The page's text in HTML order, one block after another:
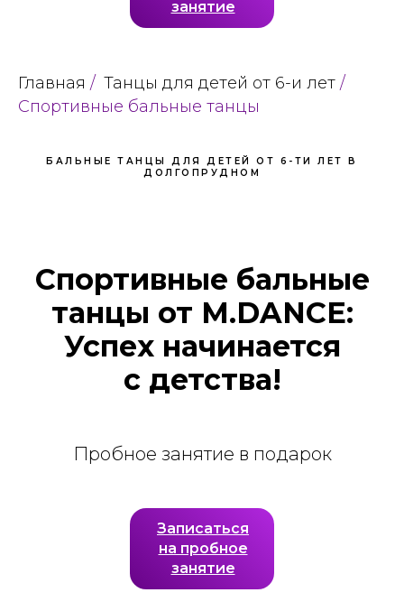
занятие
Главная / Танцы для детей от 6-и лет /
Спортивные бальные танцы
БАЛЬНЫЕ ТАНЦЫ ДЛЯ ДЕТЕЙ ОТ 6-ТИ ЛЕТ В
ДОЛГОПРУДНОМ
Спортивные бальные
танцы от M.DANCE:
Успех начинается
с детства!
Пробное занятие в подарок
Записаться
на пробное
занятие